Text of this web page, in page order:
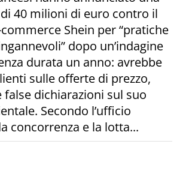
40 milioni di euro contro il
commerce Shein per “pratiche
dopo un’indagine
durata un anno: avrebbe
sulle offerte di prezzo,
dichiarazioni sul suo
Secondo l’ufficio
concorrenza e la lotta...